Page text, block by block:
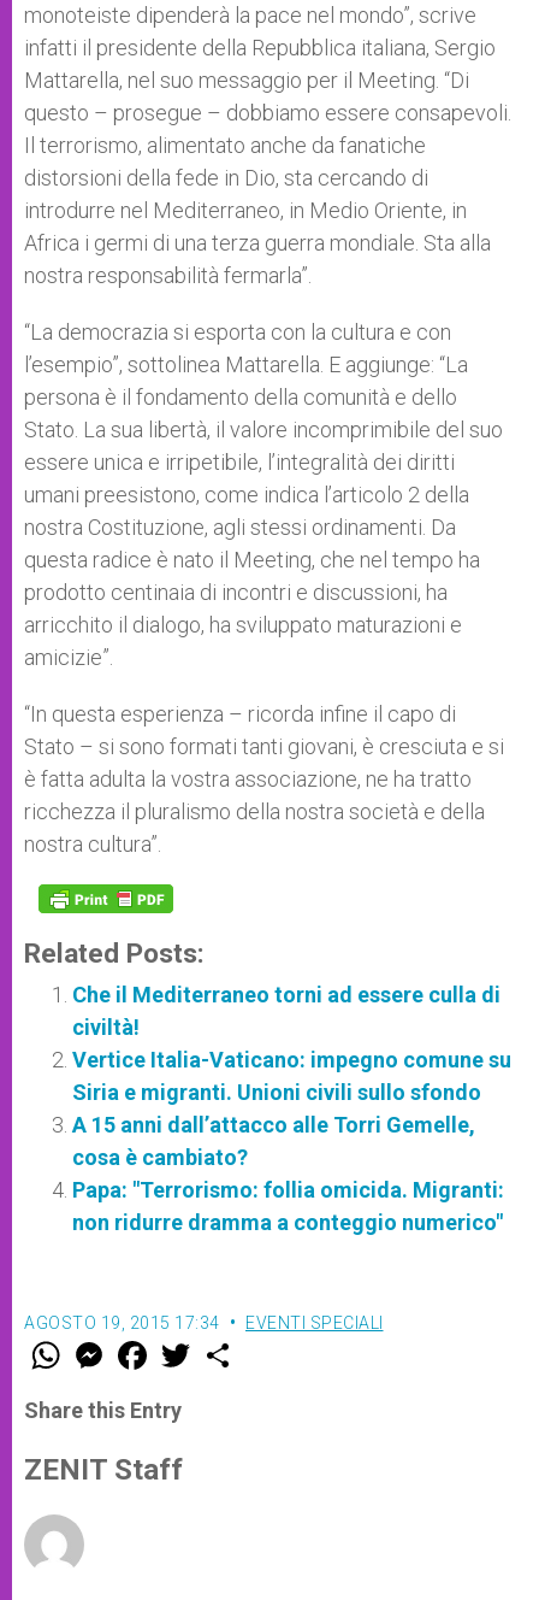
monoteiste dipenderà la pace nel mondo”, scrive
infatti il presidente della Repubblica italiana, Sergio
Mattarella, nel suo messaggio per il Meeting. “Di
questo – prosegue – dobbiamo essere consapevoli.
Il terrorismo, alimentato anche da fanatiche
distorsioni della fede in Dio, sta cercando di
introdurre nel Mediterraneo, in Medio Oriente, in
Africa i germi di una terza guerra mondiale. Sta alla
nostra responsabilità fermarla”.
“La democrazia si esporta con la cultura e con
l’esempio”, sottolinea Mattarella. E aggiunge: “La
persona è il fondamento della comunità e dello
Stato. La sua libertà, il valore incomprimibile del suo
essere unica e irripetibile, l’integralità dei diritti
umani preesistono, come indica l’articolo 2 della
nostra Costituzione, agli stessi ordinamenti. Da
questa radice è nato il Meeting, che nel tempo ha
prodotto centinaia di incontri e discussioni, ha
arricchito il dialogo, ha sviluppato maturazioni e
amicizie”.
“In questa esperienza – ricorda infine il capo di
Stato – si sono formati tanti giovani, è cresciuta e si
è fatta adulta la vostra associazione, ne ha tratto
ricchezza il pluralismo della nostra società e della
nostra cultura”.
Related Posts:
Che il Mediterraneo torni ad essere culla di
civiltà!
Vertice Italia-Vaticano: impegno comune su
Siria e migranti. Unioni civili sullo sfondo
A 15 anni dall’attacco alle Torri Gemelle,
cosa è cambiato?
Papa: "Terrorismo: follia omicida. Migranti:
non ridurre dramma a conteggio numerico"
AGOSTO 19, 2015 17:34 EVENTI SPECIALI
W
t
s
p
p
M
e
s
e
g
e
F
a
e
b
o
k
w
Share this Entry
ZENIT Staff